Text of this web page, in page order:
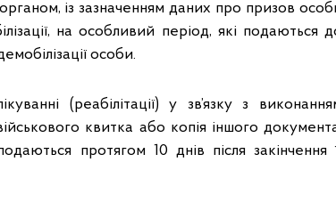
із зазначенням даних про призов
на особливий період, які подаються
особи.
(реабілітації) у зв’язку з
військового квитка або копія іншого
протягом 10 днів після закінчення